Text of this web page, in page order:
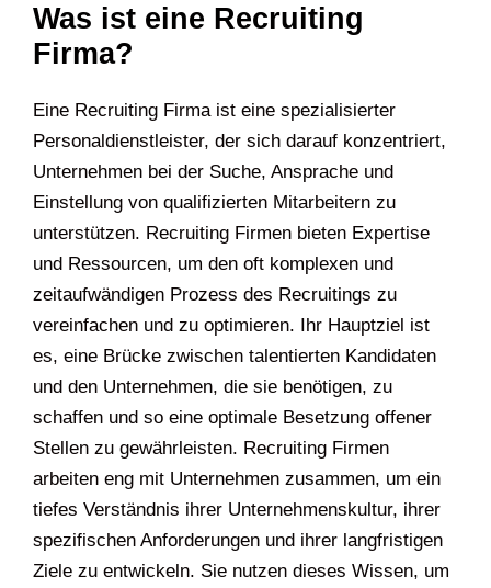
Was ist eine Recruiting
Firma?
Eine Recruiting Firma ist eine spezialisierter
Personaldienstleister, der sich darauf konzentriert,
Unternehmen bei der Suche, Ansprache und
Einstellung von qualifizierten Mitarbeitern zu
unterstützen. Recruiting Firmen bieten Expertise
und Ressourcen, um den oft komplexen und
zeitaufwändigen Prozess des Recruitings zu
vereinfachen und zu optimieren. Ihr Hauptziel ist
es, eine Brücke zwischen talentierten Kandidaten
und den Unternehmen, die sie benötigen, zu
schaffen und so eine optimale Besetzung offener
Stellen zu gewährleisten. Recruiting Firmen
arbeiten eng mit Unternehmen zusammen, um ein
tiefes Verständnis ihrer Unternehmenskultur, ihrer
spezifischen Anforderungen und ihrer langfristigen
Ziele zu entwickeln. Sie nutzen dieses Wissen, um